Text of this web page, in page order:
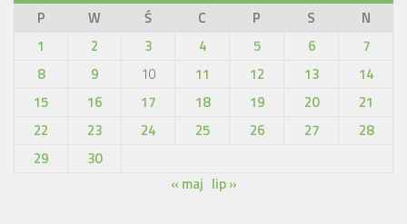
P
W Ś C P S
N
1
2 3 4 5 6
7
8
9 10 11 12 13
14
15
16 17 18 19 20
21
22
23 24 25 26 27
28
29
30
« maj lip »